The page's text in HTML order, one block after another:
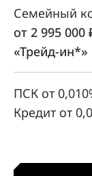
Семейный
от 2 995
«Трейд‑ин*»
ПСК от
Кредит от